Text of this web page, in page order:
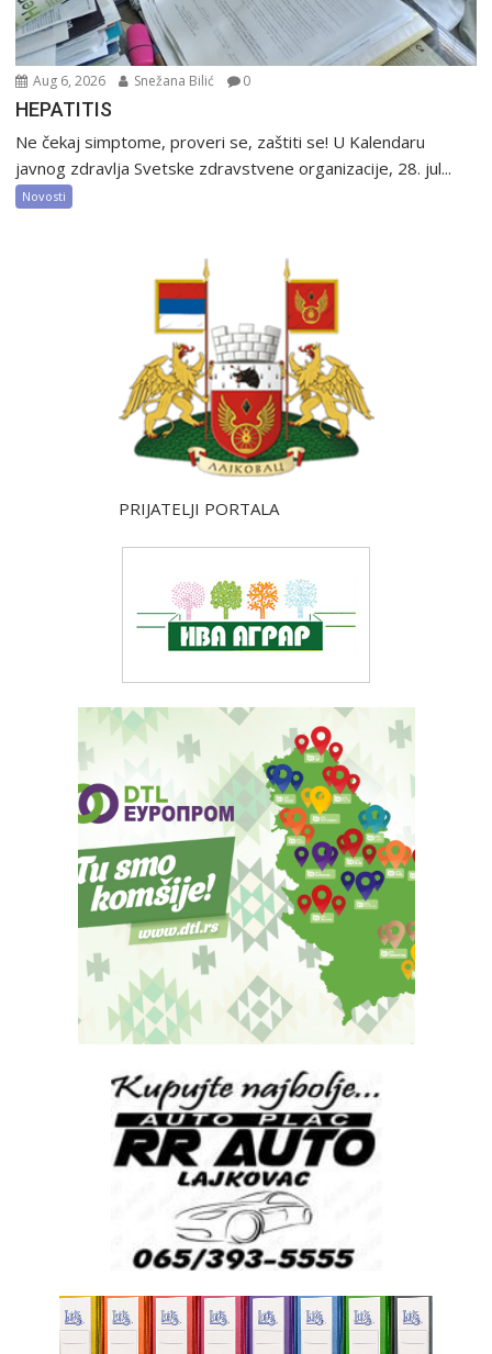
Aug 6, 2026 Snežana Bilić 0
HEPATITIS
Ne čekaj simptome, proveri se, zaštiti se! U Kalendaru
javnog zdravlja Svetske zdravstvene organizacije, 28. jul...
Novosti
PRIJATELJI PORTALA